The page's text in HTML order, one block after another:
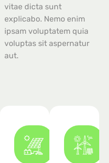
vitae dicta sunt
explicabo. Nemo enim
ipsam voluptatem quia
voluptas sit aspernatur
aut.